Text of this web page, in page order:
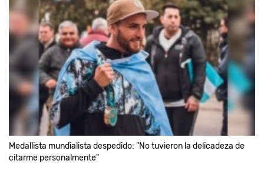
Medallista mundialista despedido: "No tuvieron la delicadeza de
citarme personalmente"